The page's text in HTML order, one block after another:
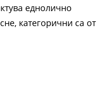
еднолично
категорични са от